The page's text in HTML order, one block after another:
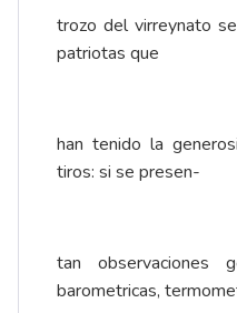
trozo del virreynato
patriotas que
han tenido la
tiros: si se presen-
tan observaciones
barometricas,